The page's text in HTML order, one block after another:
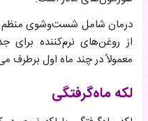
درمان شامل شست‌وشوی منظم
از روغن‌های نرم‌کننده
معمولاً در چند ماه اول برطرف
لکه ماه‌گرفتگی